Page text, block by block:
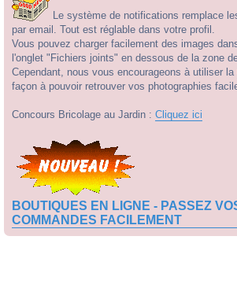
Le système de notifications remplace
par email. Tout est réglable dans votre profil.
Vous pouvez charger facilement des images
l'onglet "Fichiers joints" en dessous de la zone
Cependant, nous vous encourageons à utiliser la
façon à pouvoir retrouver vos photographies
Concours Bricolage au Jardin : Cliquez ici
BOUTIQUES EN LIGNE - PASSEZ
COMMANDES FACILEMENT